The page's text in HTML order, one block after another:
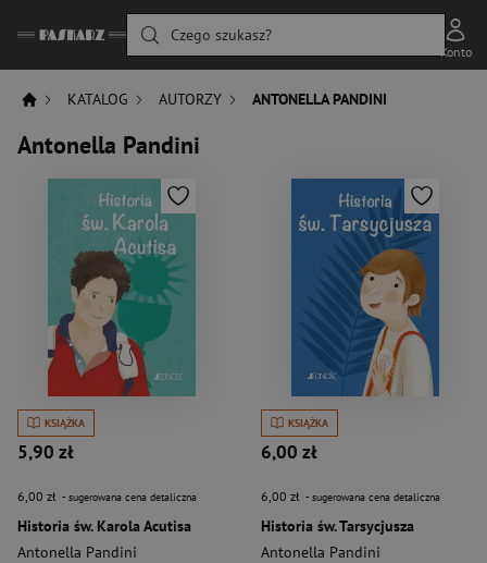
Czego szukasz?
Konto
KATALOG AUTORZY ANTONELLA PANDINI
Antonella Pandini
KSIĄŻKA
5,90 zł
6,00 zł - sugerowana cena detaliczna
Historia św. Karola Acutisa
Antonella Pandini
KSIĄŻKA
6,00 zł
6,00 zł - sugerowana cena detaliczna
Historia św. Tarsycjusza
Antonella Pandini